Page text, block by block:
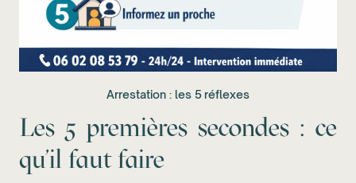
Arrestation : les 5 réflexes
Les 5 premières secondes : ce
qu'il faut faire